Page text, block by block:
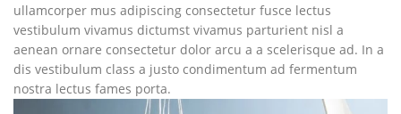
ullamcorper mus adipiscing consectetur fusce lectus
vestibulum vivamus dictumst vivamus parturient nisl a
aenean ornare consectetur dolor arcu a a scelerisque ad. In a
dis vestibulum class a justo condimentum ad fermentum
nostra lectus fames porta.